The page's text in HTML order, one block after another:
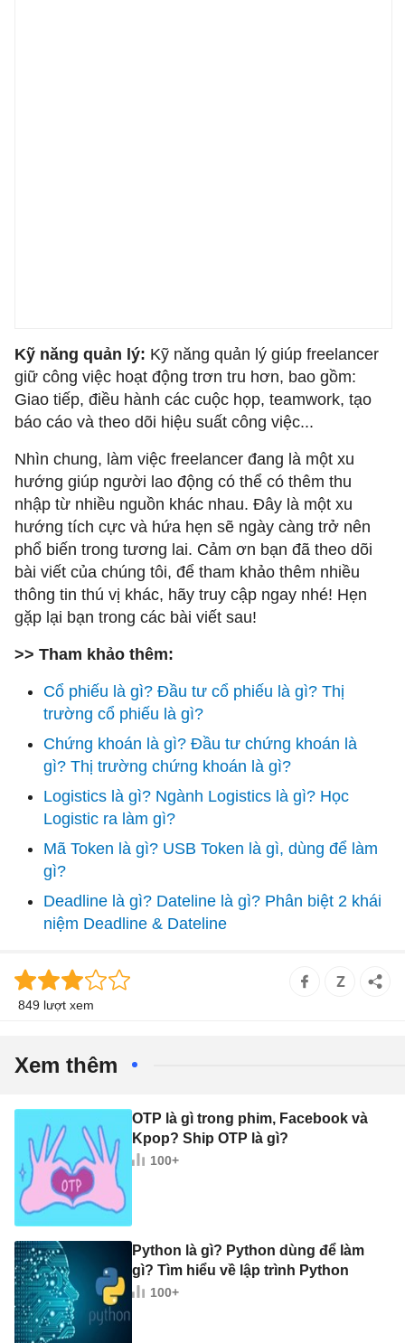
Kỹ năng quản lý: Kỹ năng quản lý giúp freelancer
giữ công việc hoạt động trơn tru hơn, bao gồm:
Giao tiếp, điều hành các cuộc họp, teamwork, tạo
báo cáo và theo dõi hiệu suất công việc...
Nhìn chung, làm việc freelancer đang là một xu
hướng giúp người lao động có thể có thêm thu
nhập từ nhiều nguồn khác nhau. Đây là một xu
hướng tích cực và hứa hẹn sẽ ngày càng trở nên
phổ biến trong tương lai. Cảm ơn bạn đã theo dõi
bài viết của chúng tôi, để tham khảo thêm nhiều
thông tin thú vị khác, hãy truy cập ngay nhé! Hẹn
gặp lại bạn trong các bài viết sau!
>> Tham khảo thêm:
Cổ phiếu là gì? Đầu tư cổ phiếu là gì? Thị
trường cổ phiếu là gì?
Chứng khoán là gì? Đầu tư chứng khoán là
gì? Thị trường chứng khoán là gì?
Logistics là gì? Ngành Logistics là gì? Học
Logistic ra làm gì?
Mã Token là gì? USB Token là gì, dùng để làm
gì?
Deadline là gì? Dateline là gì? Phân biệt 2 khái
niệm Deadline & Dateline
849 lượt xem
Xem thêm
OTP là gì trong phim, Facebook và
Kpop? Ship OTP là gì?
100+
Python là gì? Python dùng để làm
gì? Tìm hiểu về lập trình Python
100+